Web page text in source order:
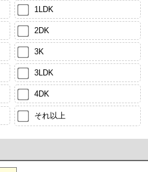
1LDK
2DK
3K
3LDK
4DK
それ以上